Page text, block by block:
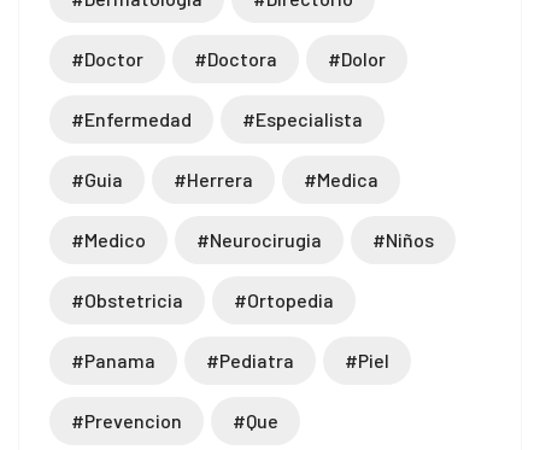
#doctor #doctora #dolor
#enfermedad #especialista
#guia #herrera #medica
#medico #neurocirugia #niños
#obstetricia #ortopedia
#panama #pediatra #piel
#prevencion #que